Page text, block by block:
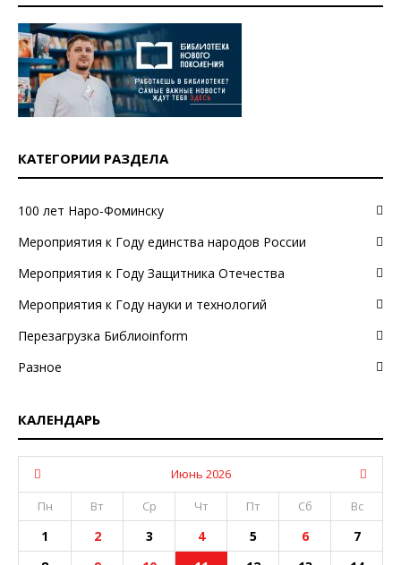
КАТЕГОРИИ РАЗДЕЛА
100 лет Наро-Фоминску
Мероприятия к Году единства народов России
Мероприятия к Году Защитника Отечества
Мероприятия к Году науки и технологий
Перезагрузка Библиоinform
Разное
КАЛЕНДАРЬ
Июнь 2026
Пн
Вт Ср Чт Пт Сб Вс
1 2 3 4 5 6
7